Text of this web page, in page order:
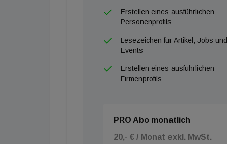
Erstellen eines ausführlichen
Personenprofils
Lesezeichen für Artikel, Jobs und
Events
Erstellen eines ausführlichen
Firmenprofils
PRO Abo monatlich
20,- € / Monat exkl. MwSt.